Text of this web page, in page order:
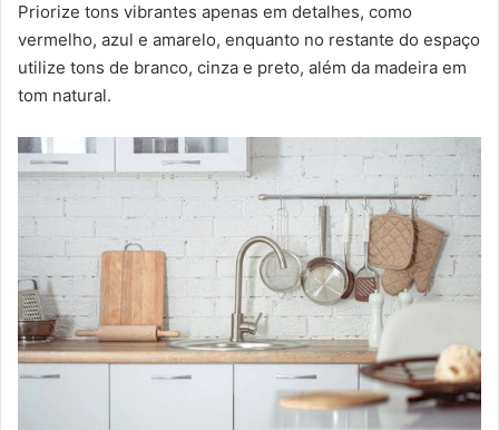
Priorize tons vibrantes apenas em detalhes, como
vermelho, azul e amarelo, enquanto no restante do espaço
utilize tons de branco, cinza e preto, além da madeira em
tom natural.